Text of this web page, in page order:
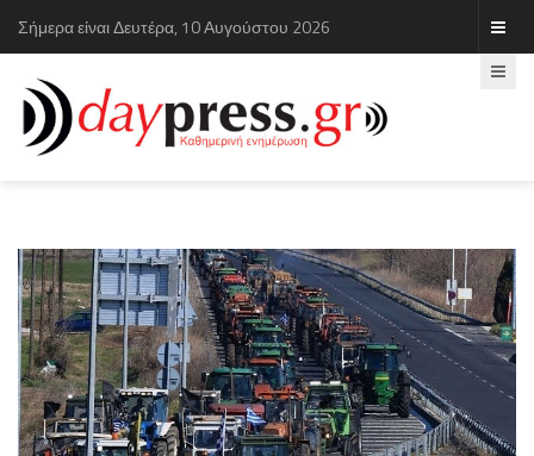
Σήμερα είναι Δευτέρα, 10 Αυγούστου 2026